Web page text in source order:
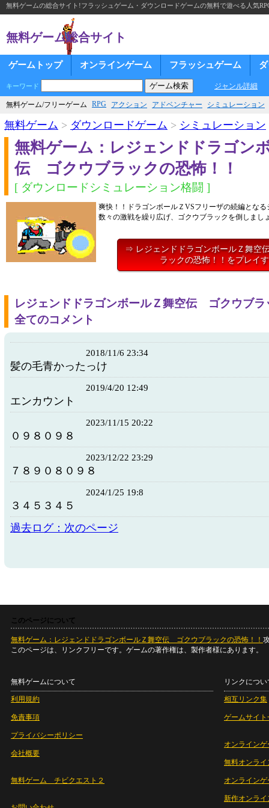
無料ゲームの総合サイト!フラッシュゲーム・ダウンロードゲームの無料で遊べる人気
無料ゲーム総合サイト
ゲームトップ オンラインゲーム フラッシュゲーム
キーワード ジャンル詳細
無料ゲーム/フリーゲーム RPG アクション アドベンチャー シミュレーション
無料ゲーム > ダウンロードゲーム > シミュレーション
無料ゲーム：レジェンドドラゴン
伝 ゴクウブラックの恐怖！！
[ ダウンロードシミュレーション格闘 ]
爽快！！ドラゴンボールＺVSフリーザの続編となる
数々の激戦を繰り広げ、ゴクウブラックを倒しまし
⇒ レジェンドドラゴンボールＺ舞空
ラックの恐怖！！をプレイ
レジェンドドラゴンボールＺ舞空伝 ゴクウブラ
全てのコメント
2018/11/6 23:34
髪の毛青かったっけ
2019/4/20 12:49
エンカウント
2023/11/15 20:22
０９８０９８
2023/12/22 23:29
７８９０８０９８
2024/1/25 19:8
３４５３４５
過去ログ：次のページ
このページについて
無料ゲーム：レジェンドドラゴンボールＺ舞空伝 ゴクウブラックの恐怖！！
このページは、リンクフリーです。ゲームの著作権は、製作者様にあります。
無料ゲームについて
利用規約
免責事項
プライバシーポリシー
会社概要
無料ゲーム チビクエスト２
リンクについ
相互リンク集
ゲームサイト
オンラインゲ
無料オンライ
オンライン
新作オンライ